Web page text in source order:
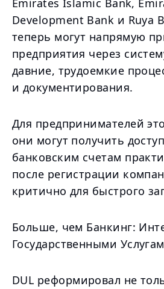
Emirates Islamic Bank,
Development Bank и Ruya
теперь могут напрямую
предприятия через
давние, трудоемкие
и документирования.
Для предпринимателей
они могут получить
банковским счетам
после регистрации
критично для быстрого
Больше, чем Банкинг:
Государственными
DUL реформировал не